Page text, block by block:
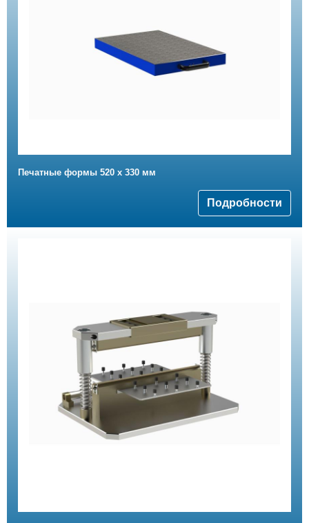
Печатные формы 520 x 330 мм
Подробности